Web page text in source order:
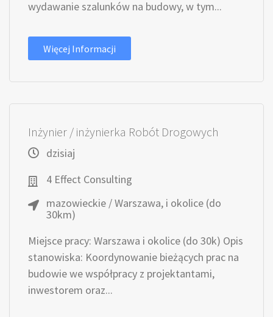
wydawanie szalunków na budowy, w tym...
Więcej Informacji
Inżynier / inżynierka Robót Drogowych
dzisiaj
4 Effect Consulting
mazowieckie / Warszawa, i okolice (do
30km)
Miejsce pracy: Warszawa i okolice (do 30k) Opis
stanowiska: Koordynowanie bieżących prac na
budowie we współpracy z projektantami,
inwestorem oraz...